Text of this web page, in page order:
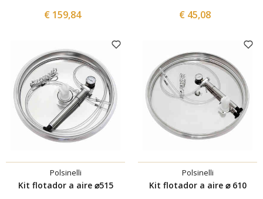
€ 159,84 € 45,08
Polsinelli
Kit flotador a aire ⌀515
Polsinelli
Kit flotador a aire ⌀ 610